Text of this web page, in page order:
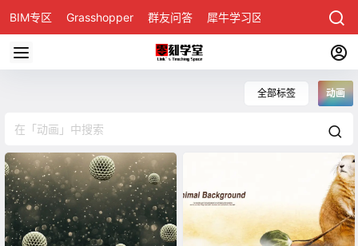
BIM专区 Grasshopper 群友问答 犀牛学习区
全部标签 动画